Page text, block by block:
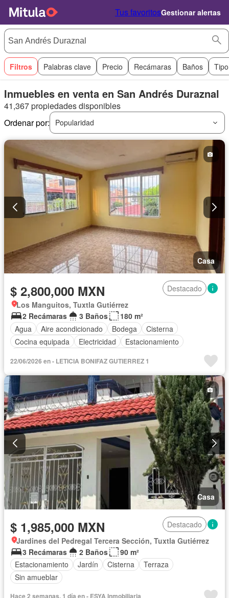
Tus favoritosGestionar alertas
Filtros Palabras clave Precio Recámaras Baños
Inmuebles en venta en San Andrés Duraznal
41,367 propiedades disponibles
Ordenar por:
Popularidad
Casa
$ 2,800,000 MXN
Destacado
Los Manguitos, Tuxtla Gutiérrez
2 Recámaras
3 Baños
180 m²
Agua
Aire acondicionado Bodega
Cisterna
Cocina equipada
Electricidad
Estacionamiento
22/06/2026 en - LETICIA BONIFAZ GUTIERREZ 1
Casa
$ 1,985,000 MXN
Destacado
Jardines del Pedregal Tercera Sección, Tuxtla Gutiérrez
3 Recámaras
2 Baños
90 m²
Estacionamiento
Jardín Cisterna
Terraza
Sin amueblar
Hace 2 semanas, 1 día en - ESYA Inmobiliaria